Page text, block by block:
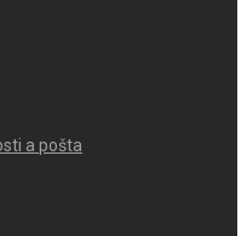
a pošta